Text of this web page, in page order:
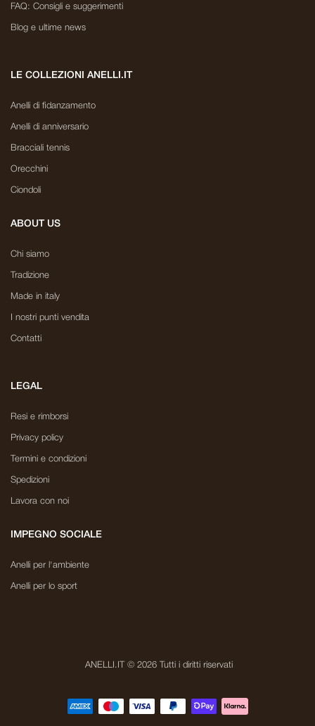
FAQ: Consigli e suggerimenti
Blog e ultime news
LE COLLEZIONI ANELLI.IT
Anelli di fidanzamento
Anelli di anniversario
Bracciali tennis
Orecchini
Ciondoli
ABOUT US
Chi siamo
Tradizione
Made in italy
I nostri punti vendita
Contatti
LEGAL
Resi e rimborsi
Privacy policy
Termini e condizioni
Spedizioni
Lavora con noi
IMPEGNO SOCIALE
Anelli per l'ambiente
Anelli per lo sport
ANELLI.IT © 2026 Tutti i diritti riservati